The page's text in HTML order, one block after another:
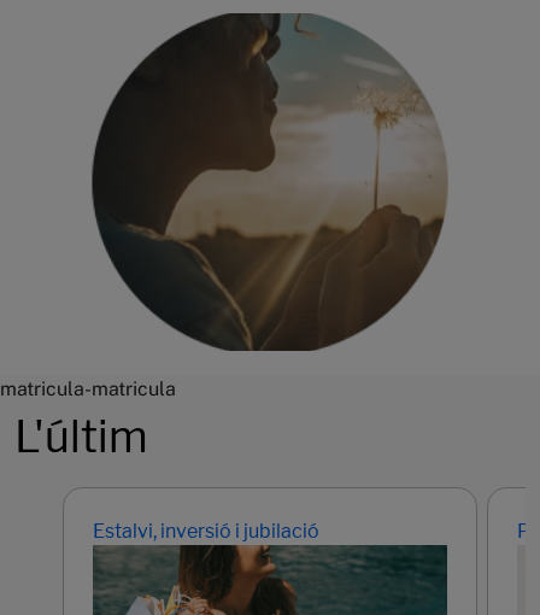
matricula-matricula
L'últim
Estalvi, inversió i jubilació